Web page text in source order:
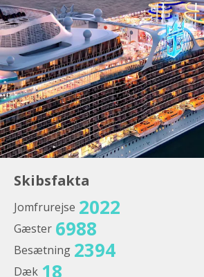
Skibsfakta
Jomfrurejse 2022
Gæster 6988
Besætning 2394
Dæk 18